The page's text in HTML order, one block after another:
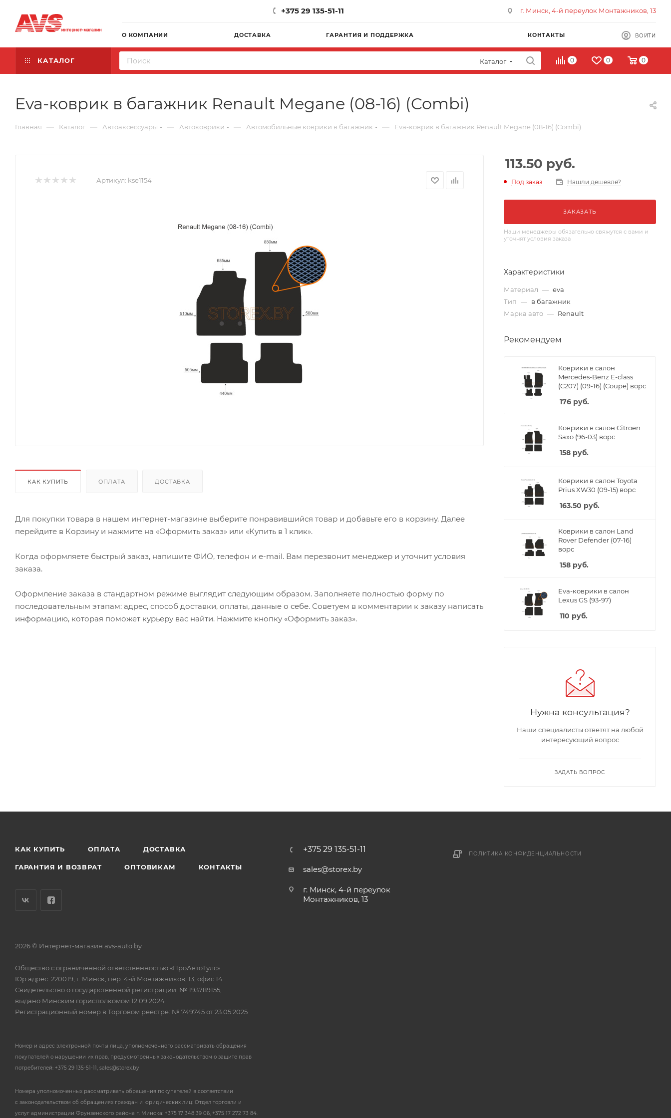
+375 29 135-51-11 г. Минск, 4-й переулок Монтажников, 13
О КОМПАНИИ ДОСТАВКА ГАРАНТИЯ И ПОДДЕРЖКА КОНТАКТЫ ВОЙТИ
КАТАЛОГ Каталог 0 0 0
Eva-коврик в багажник Renault Megane (08-16) (Combi)
Главная — Каталог — Автоаксессуары — Автоковрики — Автомобильные коврики в багажник — Eva-коврик в багажник Renault Megane (08-16) (Combi)
Артикул: kse1154
КАК КУПИТЬ ОПЛАТА ДОСТАВКА
Для покупки товара в нашем интернет-магазине выберите понравившийся товар и добавьте его в корзину. Далее
перейдите в Корзину и нажмите на «Оформить заказ» или «Купить в 1 клик».
Когда оформляете быстрый заказ, напишите ФИО, телефон и e-mail. Вам перезвонит менеджер и уточнит условия
заказа.
Оформление заказа в стандартном режиме выглядит следующим образом. Заполняете полностью форму по
последовательным этапам: адрес, способ доставки, оплаты, данные о себе. Советуем в комментарии к заказу написать
информацию, которая поможет курьеру вас найти. Нажмите кнопку «Оформить заказ».
113.50 руб.
Под заказ Нашли дешевле?
ЗАКАЗАТЬ
Наши менеджеры обязательно свяжутся с вами и
уточнят условия заказа
Характеристики
Материал — eva
Тип — в багажник
Марка авто — Renault
Рекомендуем
Коврики в салон
Mercedes-Benz E-class
(C207) (09-16) (Coupe) ворс
176 руб.
Коврики в салон Citroen
Saxo (96-03) ворс
158 руб.
Коврики в салон Toyota
Prius XW30 (09-15) ворс
163.50 руб.
Коврики в салон Land
Rover Defender (07-16)
ворс
158 руб.
Eva-коврики в салон
Lexus GS (93-97)
110 руб.
Нужна консультация?
Наши специалисты ответят на любой
интересующий вопрос
ЗАДАТЬ ВОПРОС
КАК КУПИТЬ ОПЛАТА ДОСТАВКА
ГАРАНТИЯ И ВОЗВРАТ ОПТОВИКАМ КОНТАКТЫ
+375 29 135-51-11
sales@storex.by
г. Минск, 4-й переулок
Монтажников, 13
ПОЛИТИКА КОНФИДЕНЦИАЛЬНОСТИ
2026 © Интернет-магазин avs-auto.by
Общество с ограниченной ответственностью «ПроАвтоТулс»
Юр.адрес: 220019, г. Минск, пер. 4-й Монтажников, 13, офис 14
Свидетельство о государственной регистрации: № 193789155,
выдано Минским горисполкомом 12.09.2024
Регистрационный номер в Торговом реестре: № 749745 от 23.05.2025
Номер и адрес электронной почты лица, уполномоченного рассматривать обращения
покупателей о нарушении их прав, предусмотренных законодательством о защите прав
потребителей: +375 29 135-51-11, sales@storex.by
Номера уполномоченных рассматривать обращения покупателей в соответствии
с законодательством об обращениях граждан и юридических лиц: Отдел торговли и
услуг администрации Фрунзенского района г. Минска: +375 17 348 39 06, +375 17 272 73 84.